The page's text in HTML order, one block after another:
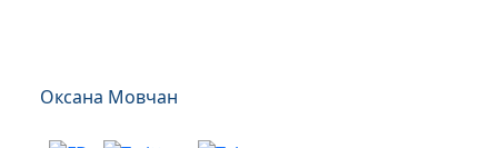
Оксана Мовчан